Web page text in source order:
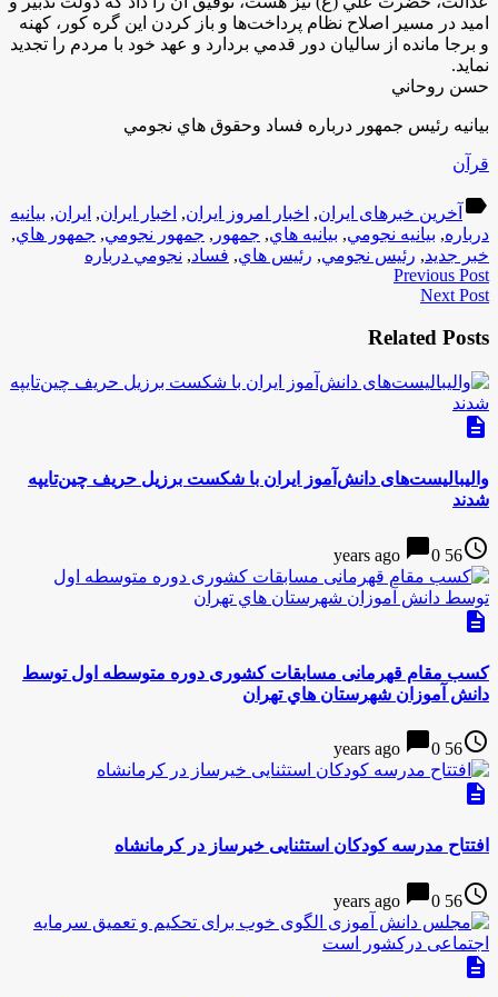
اميد در مسير اصلاح نظام پرداخت­‌ها و باز كردن اين گره كور، كهنه
و برجا مانده از ساليان دور قدمي بردارد و عهد خود با مردم را تجديد
نمايد.
حسن روحاني
بيانيه رئيس جمهور درباره فساد وحقوق هاي نجومي
قرآن
label آخرین خبرهای ایران, اخبار امروز ایران, اخبار ایران, ایران, بيانيه
درباره, بيانيه نجومي, بيانيه هاي, جمهور , جمهور نجومي, جمهور هاي,
خبر جدید, رئيس نجومي, رئيس هاي, فساد, نجومي درباره
Previous Post
Next Post
Related Posts
description
والیبالیست‌های دانش‌آموز ایران با شکست برزیل حریف چین‌تایپه
شدند
access_time
56 years ago
chat_bubble0
description
كسب مقام قهرمانی مسابقات کشوری دوره متوسطه اول توسط
دانش آموزان شهرستان هاي تهران
access_time
56 years ago
chat_bubble0
description
افتتاح مدرسه کودکان استثنایی خيرساز در کرمانشاه
access_time
56 years ago
chat_bubble0
description